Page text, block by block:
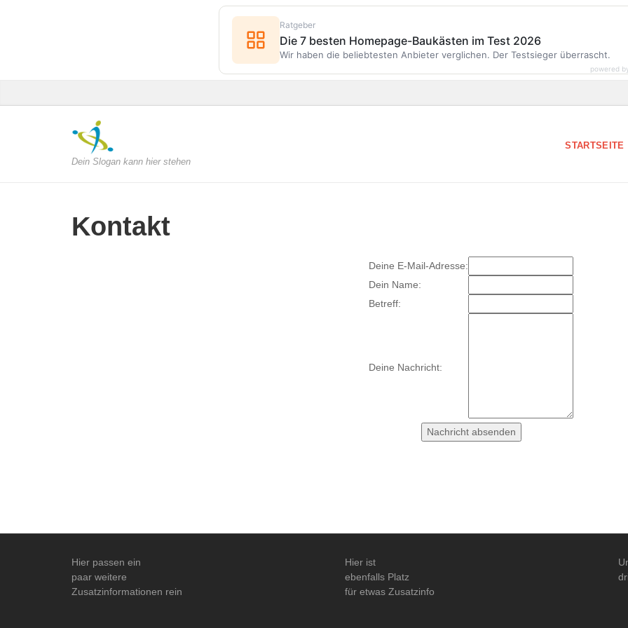
Dein Slogan kann hier stehen
STARTSEITE
Kontakt
Deine E-Mail-Adresse:
Dein Name:
Betreff:
Deine Nachricht:
Hier passen ein
paar weitere
Zusatzinformationen rein
Hier ist
ebenfalls Platz
für etwas Zusatzinfo
Ratgeber
Die 7 besten Homepage-Baukästen im Test 2026
Wir haben die beliebtesten Anbieter verglichen. Der Testsieger überrascht.
powered